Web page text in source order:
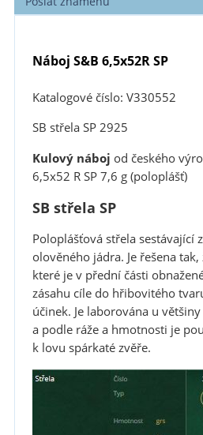
Náboj S&B 6,5x52R SP
Katalogové číslo: V330552
SB střela SP 2925
Kulový náboj od českého
6,5x52 R SP 7,6 g (poloplášť)
SB střela SP
Poloplášťová střela sestávající
olověného jádra. Je řešena
které je v přední části
zásahu cíle do hřibovitého
účinek. Je laborována u
a podle ráže a hmotnosti je
k lovu spárkaté zvěře.